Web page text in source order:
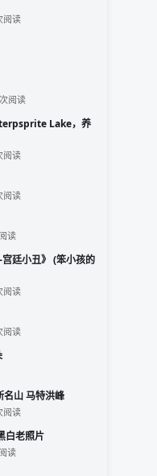
阅读
阅读
Lake，养
阅读
阅读
读
廷小丑》 (笨小孩的
阅读
阅读
山 马特洪峰
阅读
白老照片
读